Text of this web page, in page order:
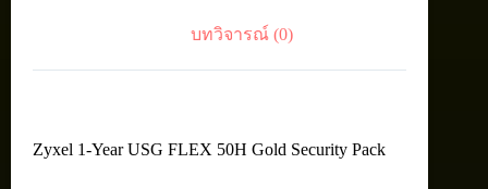
บทวิจารณ์ (0)
Zyxel 1-Year USG FLEX 50H Gold Security Pack